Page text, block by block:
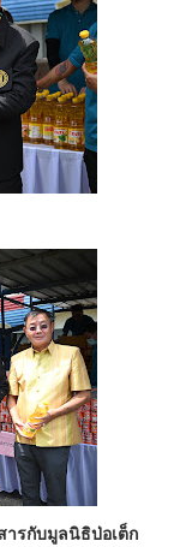
รกับมูลนิธิป่อเต็ก